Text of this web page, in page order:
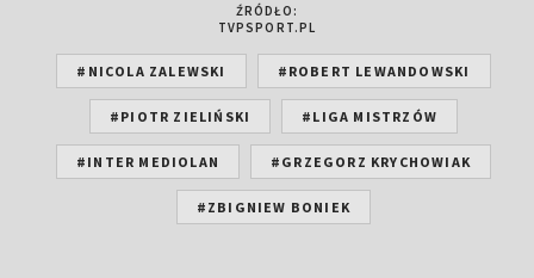
ŹRÓDŁO:
TVPSPORT.PL
#NICOLA ZALEWSKI #ROBERT LEWANDOWSKI
#PIOTR ZIELIŃSKI #LIGA MISTRZÓW
#INTER MEDIOLAN #GRZEGORZ KRYCHOWIAK
#ZBIGNIEW BONIEK